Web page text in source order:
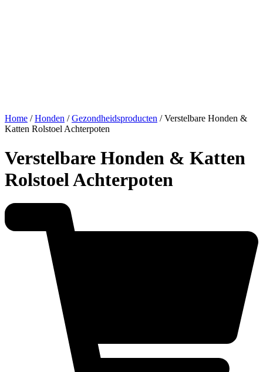
Home /Honden /Gezondheidsproducten / Verstelbare Honden &
Katten Rolstoel Achterpoten
Verstelbare Honden & Katten
Rolstoel Achterpoten